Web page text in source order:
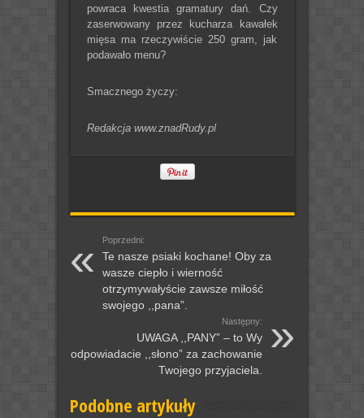
powraca kwestia gramatury dań. Czy
zaserwowany przez kucharza kawałek
mięsa ma rzeczywiście 250 gram, jak
podawało menu?
Smacznego życzy:
Redakcja www.znadRudy.pl
Poprzedni:
Te nasze psiaki kochane! Oby za
wasze ciepło i wierność
otrzymywałyście zawsze miłość
swojego ,,pana”.
Następny:
UWAGA ,,PANY” – to Wy
odpowiadacie ,,słono” za zachowanie
Twojego przyjaciela.
Podobne artykuły